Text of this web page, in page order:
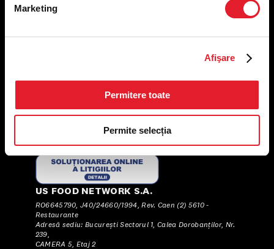
Marketing
Afişare
Permitere toate
Permite selecția
Termeni și condiții
US FOOD NETWORK S.A.
RO6645790, J40/24660/1994, Rev. Caen (2) 5610 -
Restaurante
Adresă sediu: Bucureşti Sectorul 1, Calea Dorobanţilor, Nr.
239,
CAMERA 5, Etaj 2